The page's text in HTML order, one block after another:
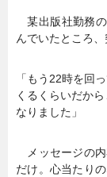
某出版社勤務の
んでいたところ
「もう22時を回
くるくらいだか
なりました」
メッセージの内
だけ。心当たり